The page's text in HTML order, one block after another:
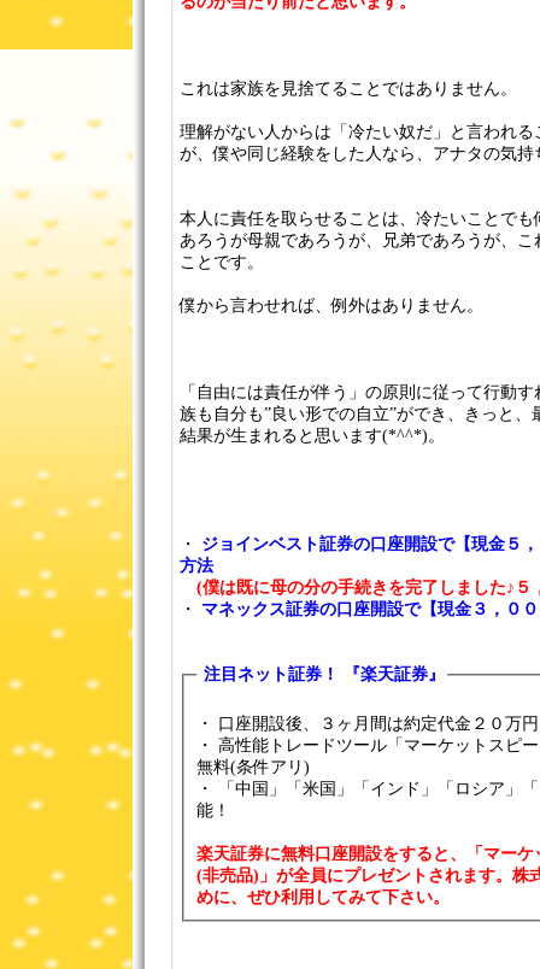
これは家族を見捨てることではありません。
理解がない人からは「冷たい奴だ」と言われ
が、僕や同じ経験をした人なら、アナタの気持
本人に責任を取らせることは、冷たいことで
あろうが母親であろうが、兄弟であろうが、
ことです。
僕から言わせれば、例外はありません。
「自由には責任が伴う」の原則に従って行動
族も自分も”良い形での自立”ができ、きっと
結果が生まれると思います(*^^*)。
・ ジョインベスト証券の口座開設で【現金５
方法
(僕は既に母の分の手続きを完了しました♪５
・ マネックス証券の口座開設で【現金３，０
注目ネット証券！ 『楽天証券』
・ 口座開設後、３ヶ月間は約定代金２０万
・ 高性能トレードツール「マーケットスピ
無料(条件アリ)
・ 「中国」「米国」「インド」「ロシア」
能！
楽天証券に無料口座開設をすると、「マー
(非売品)」が全員にプレゼントされます。株
めに、ぜひ利用してみて下さい。